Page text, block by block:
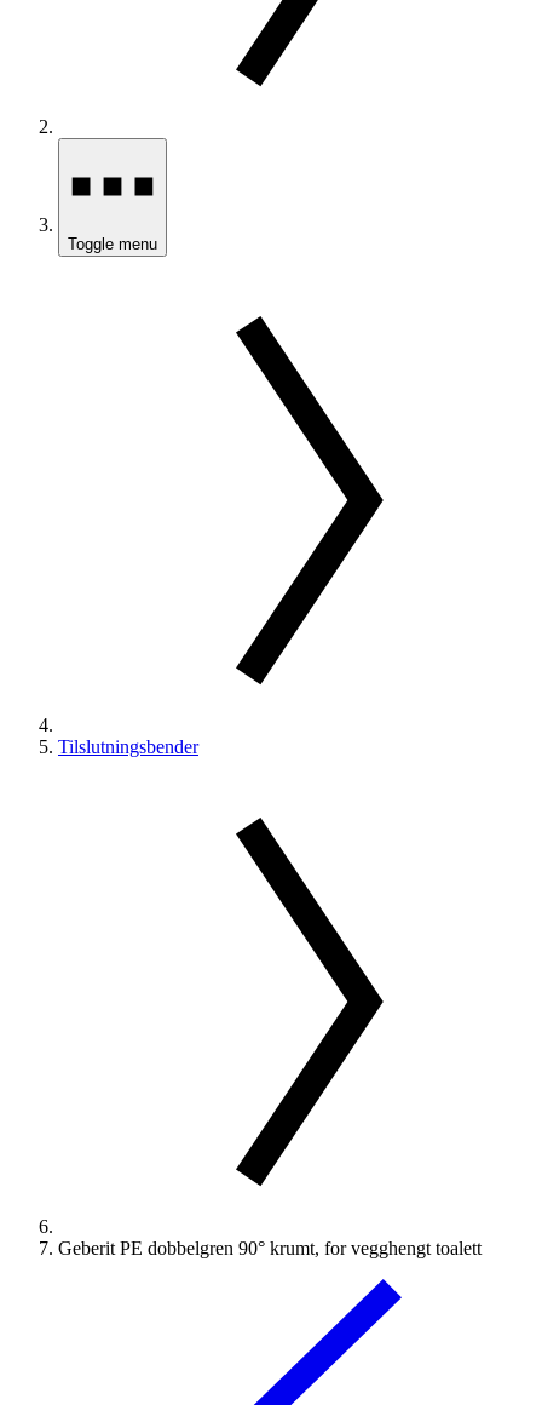
Toggle menu
Tilslutningsbender
Geberit PE dobbelgren 90° krumt, for vegghengt toalett